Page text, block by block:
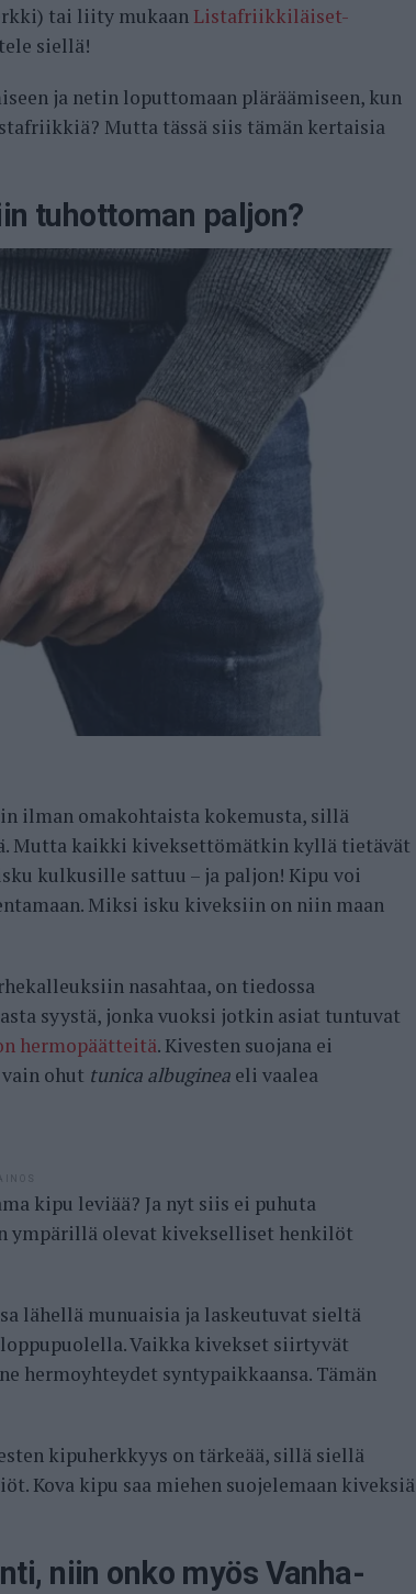
tai liity mukaan Listafriikkiläiset-
siellä!
ja netin loputtomaan pläräämiseen, kun
Mutta tässä siis tämän kertaisia
tuhottoman paljon?
ilman omakohtaista kokemusta, sillä
Mutta kaikki kiveksettömätkin kyllä tietävät
kulkusille sattuu – ja paljon! Kipu voi
Miksi isku kiveksiin on niin maan
nasahtaa, on tiedossa
syystä, jonka vuoksi jotkin asiat tuntuvat
hermopäätteitä. Kivesten suojana ei
ohut tunica albuginea eli vaalea
kipu leviää? Ja nyt siis ei puhuta
ympärillä olevat kivekselliset henkilöt
lähellä munuaisia ja laskeutuvat sieltä
Vaikka kivekset siirtyvät
hermoyhteydet syntypaikkaansa. Tämän
kipuherkkyys on tärkeää, sillä siellä
Kova kipu saa miehen suojelemaan kiveksiä
niin onko myös Vanha-